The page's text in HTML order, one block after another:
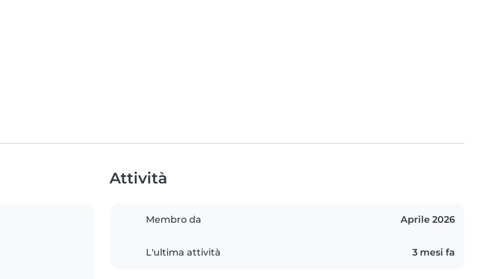
Attività
Membro da Aprile 2026
L'ultima attività 3 mesi fa